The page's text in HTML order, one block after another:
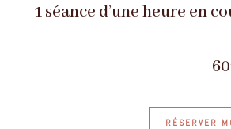
1 séance d’une heure en
RÉSERVER